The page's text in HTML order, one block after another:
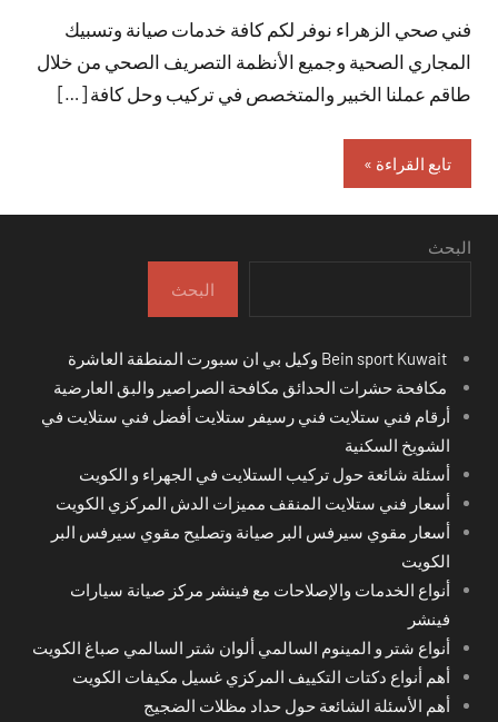
تعليقات
فني صحي الزهراء نوفر لكم كافة خدمات صيانة وتسبيك
المجاري الصحية وجميع الأنظمة التصريف الصحي من خلال
طاقم عملنا الخبير والمتخصص في تركيب وحل كافة […]
تابع القراءة
البحث
البحث
مكافحة حشرات الحدائق مكافحة الصراصير والبق العارضية
أرقام فني ستلايت فني رسيفر ستلايت أفضل فني ستلايت في
الشويخ السكنية
أسئلة شائعة حول تركيب الستلايت في الجهراء و الكويت
أسعار فني ستلايت المنقف مميزات الدش المركزي الكويت
أسعار مقوي سيرفس البر صيانة وتصليح مقوي سيرفس البر
الكويت
أنواع الخدمات والإصلاحات مع فينشر مركز صيانة سيارات
فينشر
أنواع شتر و المينوم السالمي ألوان شتر السالمي صباغ الكويت
أهم أنواع دكتات التكييف المركزي غسيل مكيفات الكويت
أهم الأسئلة الشائعة حول حداد مظلات الضجيج